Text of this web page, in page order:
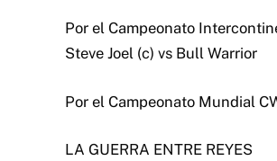
Por el Campeonato
Steve Joel (c) vs Bull Warrior
Por el Campeonato Mundial
LA GUERRA ENTRE REYES